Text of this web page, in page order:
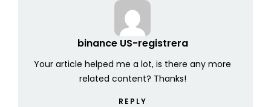
binance US-registrera
Your article helped me a lot, is there any more
related content? Thanks!
REPLY